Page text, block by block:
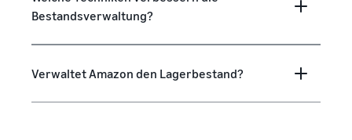
Bestandsverwaltung?
Verwaltet Amazon den Lagerbestand?